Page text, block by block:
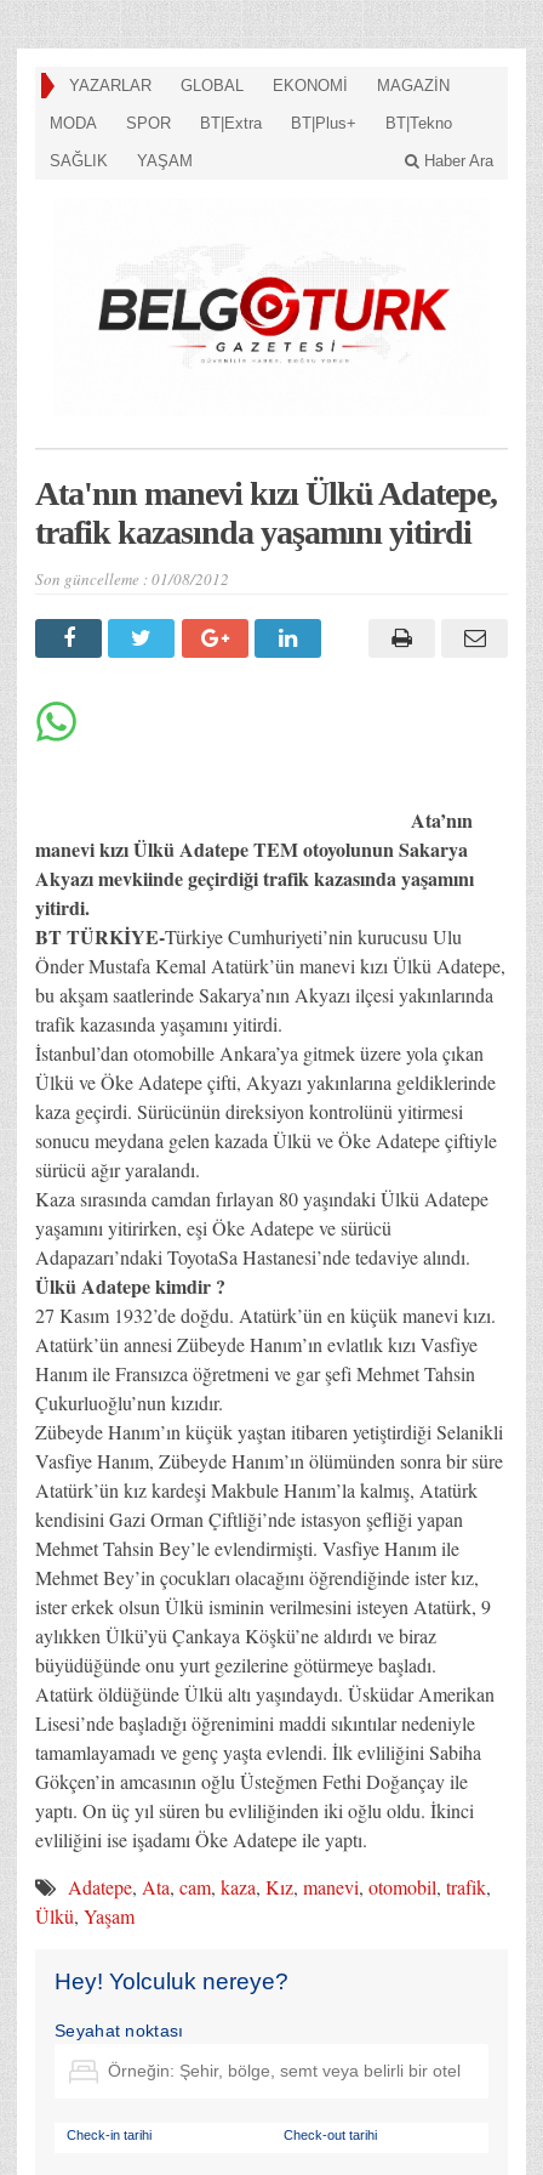
YAZARLAR GLOBAL EKONOMİ MAGAZİN
MODA SPOR BT|Extra BT|Plus+ BT|Tekno
SAĞLIK YAŞAM Haber Ara
Ata'nın manevi kızı Ülkü Adatepe,
trafik kazasında yaşamını yitirdi
Son güncelleme :01/08/2012
Ata’nın
manevi kızı Ülkü Adatepe TEM otoyolunun Sakarya
Akyazı mevkiinde geçirdiği trafik kazasında yaşamını
yitirdi.
BT TÜRKİYE-Türkiye Cumhuriyeti’nin kurucusu Ulu
Önder Mustafa Kemal Atatürk’ün manevi kızı Ülkü Adatepe,
bu akşam saatlerinde Sakarya’nın Akyazı ilçesi yakınlarında
trafik kazasında yaşamını yitirdi.
İstanbul’dan otomobille Ankara’ya gitmek üzere yola çıkan
Ülkü ve Öke Adatepe çifti, Akyazı yakınlarına geldiklerinde
kaza geçirdi. Sürücünün direksiyon kontrolünü yitirmesi
sonucu meydana gelen kazada Ülkü ve Öke Adatepe çiftiyle
sürücü ağır yaralandı.
Kaza sırasında camdan fırlayan 80 yaşındaki Ülkü Adatepe
yaşamını yitirirken, eşi Öke Adatepe ve sürücü
Adapazarı’ndaki ToyotaSa Hastanesi’nde tedaviye alındı.
Ülkü Adatepe kimdir ?
27 Kasım 1932’de doğdu. Atatürk’ün en küçük manevi kızı.
Atatürk’ün annesi Zübeyde Hanım’ın evlatlık kızı Vasfiye
Hanım ile Fransızca öğretmeni ve gar şefi Mehmet Tahsin
Çukurluoğlu’nun kızıdır.
Zübeyde Hanım’ın küçük yaştan itibaren yetiştirdiği Selanikli
Vasfiye Hanım, Zübeyde Hanım’ın ölümünden sonra bir süre
Atatürk’ün kız kardeşi Makbule Hanım’la kalmış, Atatürk
kendisini Gazi Orman Çiftliği’nde istasyon şefliği yapan
Mehmet Tahsin Bey’le evlendirmişti. Vasfiye Hanım ile
Mehmet Bey’in çocukları olacağını öğrendiğinde ister kız,
ister erkek olsun Ülkü isminin verilmesini isteyen Atatürk, 9
aylıkken Ülkü’yü Çankaya Köşkü’ne aldırdı ve biraz
büyüdüğünde onu yurt gezilerine götürmeye başladı.
Atatürk öldüğünde Ülkü altı yaşındaydı. Üsküdar Amerikan
Lisesi’nde başladığı öğrenimini maddi sıkıntılar nedeniyle
tamamlayamadı ve genç yaşta evlendi. İlk evliliğini Sabiha
Gökçen’in amcasının oğlu Üsteğmen Fethi Doğançay ile
yaptı. On üç yıl süren bu evliliğinden iki oğlu oldu. İkinci
evliliğini ise işadamı Öke Adatepe ile yaptı.
Adatepe, Ata, cam, kaza, Kız, manevi, otomobil, trafik,
Ülkü, Yaşam
Hey! Yolculuk nereye?
Seyahat noktası
Check-in tarihi Check-out tarihi